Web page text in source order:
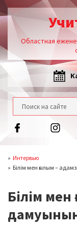
Областная
Интервью
Білім мен ғылым –
Білім
дамуының